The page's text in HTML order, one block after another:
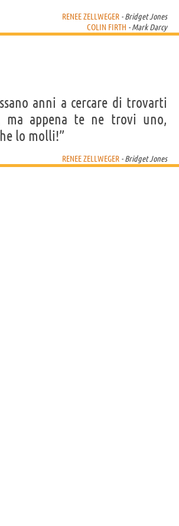
RENEE ZELLWEGER - Bridget Jones
COLIN FIRTH - Mark Darcy
anni a cercare di trovarti
ma appena te ne trovi uno,
lo molli!”
RENEE ZELLWEGER - Bridget Jones